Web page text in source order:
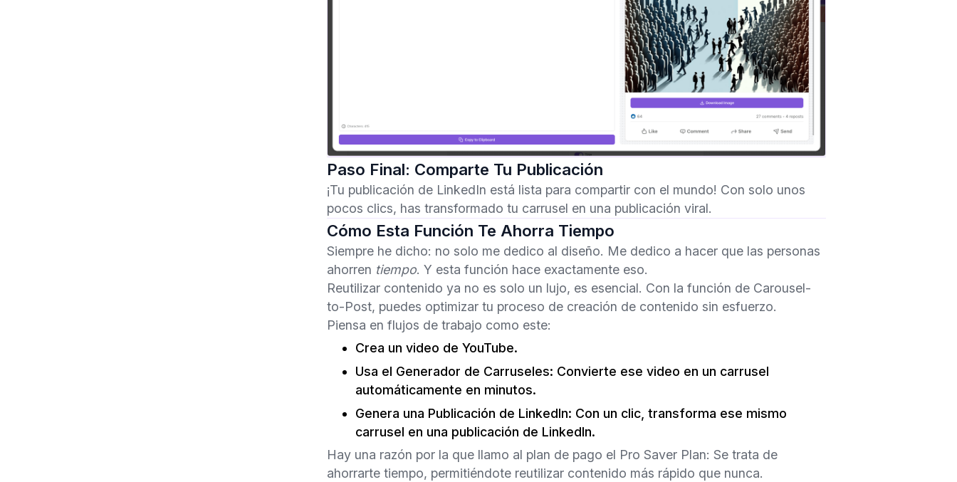
Paso Final: Comparte Tu Publicación
¡Tu publicación de LinkedIn está lista para compartir con el mundo! Con solo unos
pocos clics, has transformado tu carrusel en una publicación viral.
Cómo Esta Función Te Ahorra Tiempo
Siempre he dicho: no solo me dedico al diseño. Me dedico a hacer que las personas
ahorren tiempo. Y esta función hace exactamente eso.
Reutilizar contenido ya no es solo un lujo, es esencial. Con la función de Carousel-
to-Post, puedes optimizar tu proceso de creación de contenido sin esfuerzo.
Piensa en flujos de trabajo como este:
Crea un video de YouTube.
Usa el Generador de Carruseles: Convierte ese video en un carrusel
automáticamente en minutos.
Genera una Publicación de LinkedIn: Con un clic, transforma ese mismo
carrusel en una publicación de LinkedIn.
Hay una razón por la que llamo al plan de pago el Pro Saver Plan: Se trata de
ahorrarte tiempo, permitiéndote reutilizar contenido más rápido que nunca.